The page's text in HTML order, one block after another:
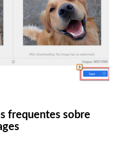
frequentes sobre